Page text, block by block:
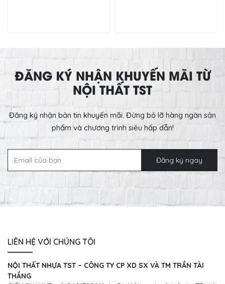
ĐĂNG KÝ NHẬN KHUYẾN MÃI TỪ
NỘI THẤT TST
Đăng ký nhận bản tin khuyến mãi. Đừng bỏ lỡ hàng ngàn sản
phẩm và chương trình siêu hấp dẫn!
LIÊN HỆ VỚI CHÚNG TÔI
NỘI THẤT NHỰA TST – CÔNG TY CP XD SX VÀ TM TRẦN TÀI
THẮNG